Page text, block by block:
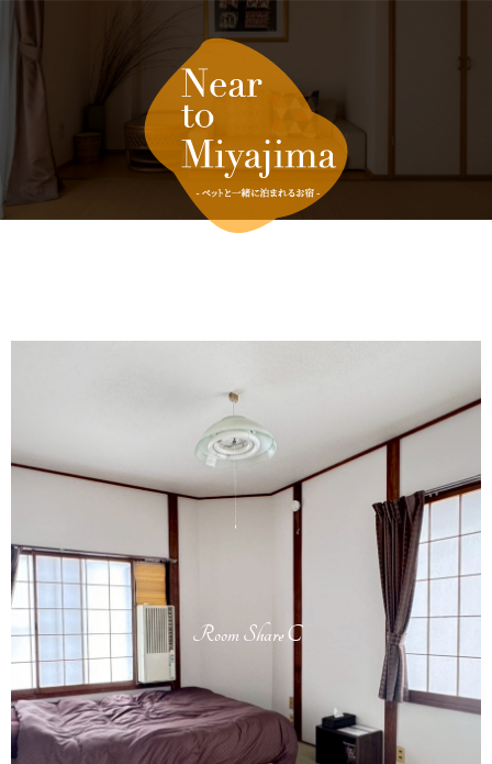
Room Share C